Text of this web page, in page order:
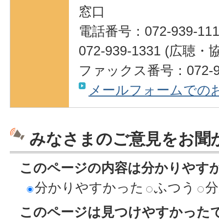
窓口
電話番号：072-939-
072-939-1331 (広聴・
ファックス番号：072-
メールフォームでの
みなさまのご意見をお聞
このページの内容は分かりやす
分かりやすかった
ふつう
このページは見つけやすかった